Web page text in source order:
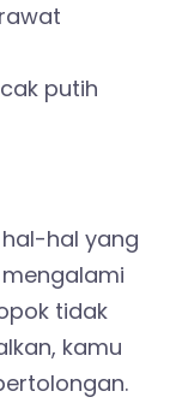
putih
hal yang
tidak
kamu